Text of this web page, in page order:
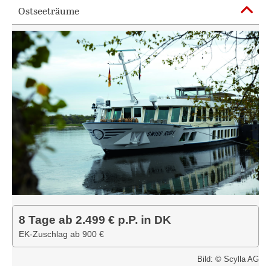
Ostseeträume
8 Tage ab 2.499 € p.P. in DK
EK-Zuschlag ab 900 €
Bild: © Scylla AG